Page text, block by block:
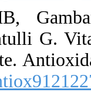
13.
Trimarco
disease:
[